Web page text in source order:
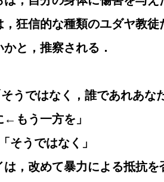
，狂信的な種類のユダヤ教
と，推察される．
そうではなく，誰であれあ
←もう一方を」
そうではなく」
，改めて暴力による抵抗を